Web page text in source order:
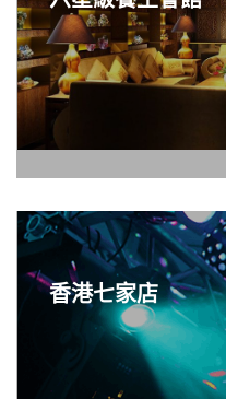
香港七家店
2026-07-31
高端社交公關真正
不是會說話，而是